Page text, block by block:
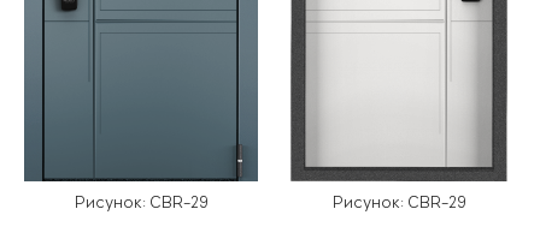
Рисунок: CBR-29 Рисунок: CBR-29